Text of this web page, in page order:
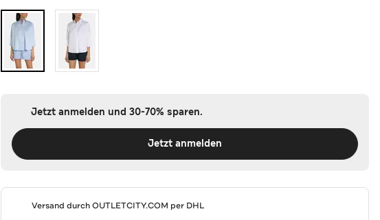
Jetzt anmelden und 30-70% sparen.
Jetzt anmelden
Versand durchOUTLETCITY.COM per DHL